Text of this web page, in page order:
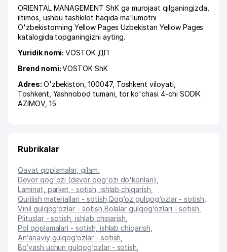
ORIENTAL MANAGEMENT ShK ga murojaat qilganingizda,
iltimos, ushbu tashkilot haqida ma'lumotni
O'zbekistonning Yellow Pages Uzbekistan Yellow Pages
katalogida topganingizni ayting.
Yuridik nomi:VOSTOK ДП
Brend nomi:VOSTOK ShK
Adres: O'zbekiston, 100047, Toshkent viloyati
Toshkent Yashnobod tumani tor ko'chasi 4-chi SODIK
AZIMOV, 15
Rubrikalar
Qavat qoplamalar, gilam
Devor qog'ozi (devor qog'ozi do'konlari)
Laminat, parket - sotish, ishlab chiqarish
Qurilish materiallari - sotish ,Qog‘oz gulqog‘ozlar - sotish
Vinil gulqog‘ozlar - sotish Bolalar gulqog‘ozlari - sotish
Plituslar - sotish, ishlab chiqarish
Pol qoplamalari - sotish, ishlab chiqarish
An’anaviy gulqog‘ozlar - sotish
Bo‘yash uchun gulqog‘ozlar - sotish